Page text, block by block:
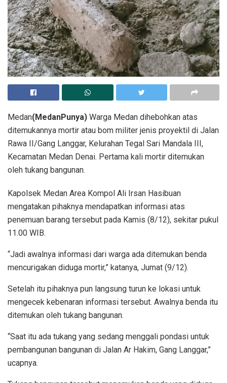
Medan(MedanPunya) Warga Medan dihebohkan atas
ditemukannya mortir atau bom militer jenis proyektil di Jalan
Rawa II/Gang Langgar, Kelurahan Tegal Sari Mandala III,
Kecamatan Medan Denai. Pertama kali mortir ditemukan
oleh tukang bangunan.
Kapolsek Medan Area Kompol Ali Irsan Hasibuan
mengatakan pihaknya mendapatkan informasi atas
penemuan barang tersebut pada Kamis (8/12), sekitar pukul
11.00 WIB.
“Jadi awalnya informasi dari warga ada ditemukan benda
mencurigakan diduga mortir,” katanya, Jumat (9/12).
Setelah itu pihaknya pun langsung turun ke lokasi untuk
mengecek kebenaran informasi tersebut. Awalnya benda itu
ditemukan oleh tukang bangunan.
“Saat itu ada tukang yang sedang menggali pondasi untuk
pembangunan bangunan di Jalan Ar Hakim, Gang Langgar,”
ucapnya.